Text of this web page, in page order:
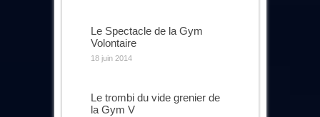
Le Spectacle de la Gym
Volontaire
18 juin 2014
Le trombi du vide grenier de
la Gym V